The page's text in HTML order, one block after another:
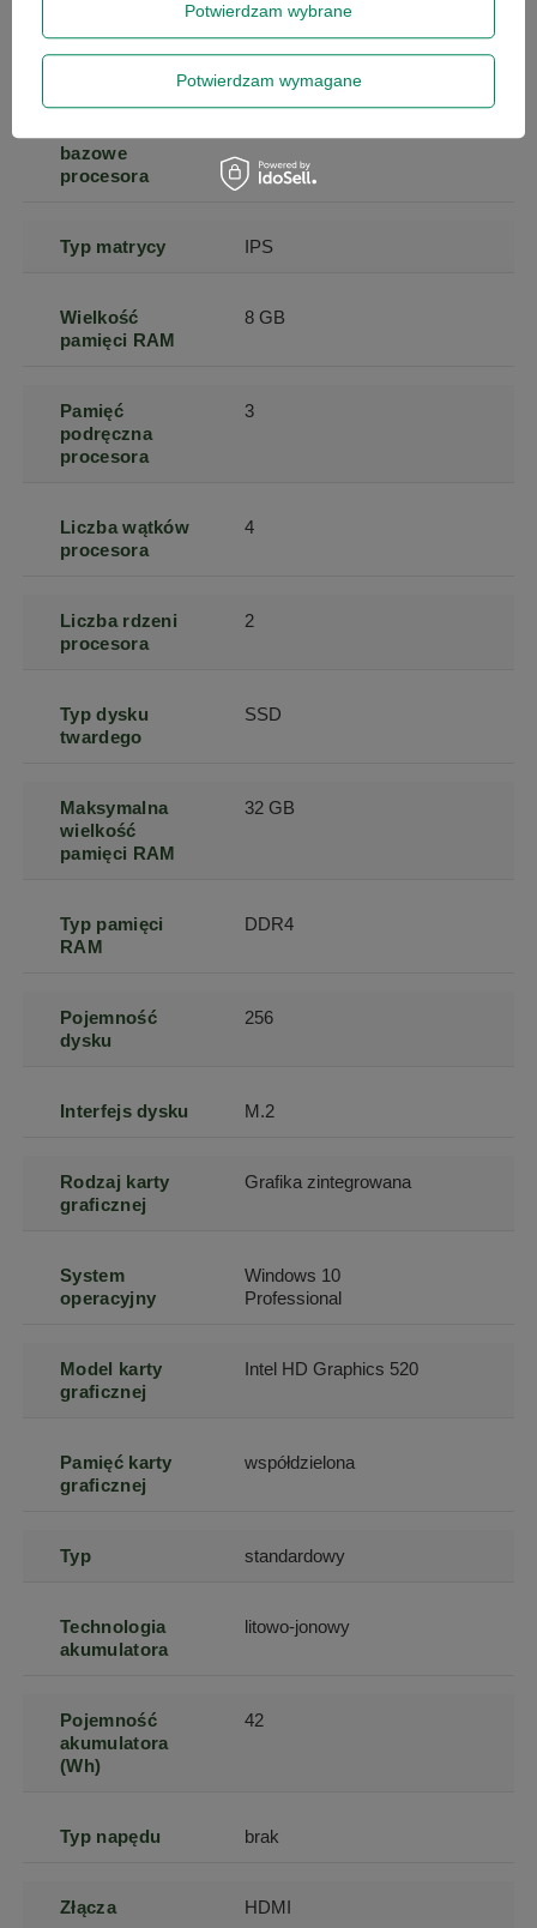
maksymalne
procesora
3.0
bazowe
procesora
Typ matrycy IPS
Wielkość
pamięci RAM
8 GB
Pamięć
podręczna
procesora
3
Liczba wątków
procesora
4
Liczba rdzeni
procesora
2
Typ dysku
twardego
SSD
Maksymalna
wielkość
pamięci RAM
32 GB
Typ pamięci
RAM
DDR4
Pojemność
dysku
256
Interfejs dysku M.2
Rodzaj karty
graficznej
Grafika zintegrowana
System
operacyjny
Windows 10
Professional
Model karty
graficznej
Intel HD Graphics 520
Pamięć karty
graficznej
współdzielona
Typ standardowy
Technologia
akumulatora
litowo-jonowy
Pojemność
akumulatora
(Wh)
42
Typ napędu brak
Złącza HDMI
Potwierdzam wybrane
Potwierdzam wymagane